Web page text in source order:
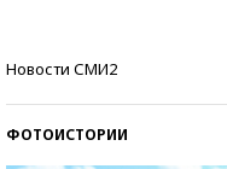
Новости СМИ2
ФОТОИСТОРИИ